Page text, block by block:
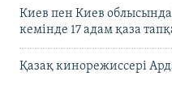
Киев пен Киев
кемінде 17 адам қаза
Қазақ кинорежиссері